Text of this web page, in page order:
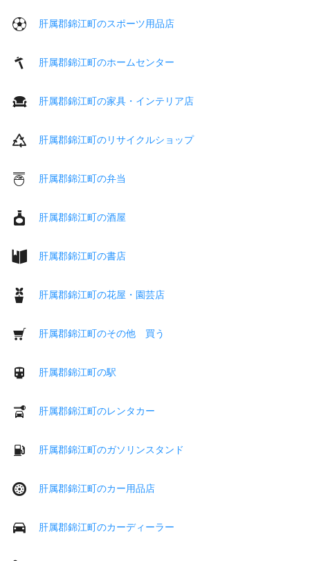
肝属郡錦江町のスポーツ用品店
肝属郡錦江町のホームセンター
肝属郡錦江町の家具・インテリア店
肝属郡錦江町のリサイクルショップ
肝属郡錦江町の弁当
肝属郡錦江町の酒屋
肝属郡錦江町の書店
肝属郡錦江町の花屋・園芸店
肝属郡錦江町のその他 買う
肝属郡錦江町の駅
肝属郡錦江町のレンタカー
肝属郡錦江町のガソリンスタンド
肝属郡錦江町のカー用品店
肝属郡錦江町のカーディーラー